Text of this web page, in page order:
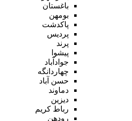
باغستان
بومهن
پاکدشت
پردیس
پرند
پیشوا
جوادآباد
چهاردانگه
حسن آباد
دماوند
دیزین
رباط کریم
رودهن